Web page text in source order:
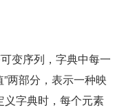
变序列，字典中每一
两部分，表示一种映
义字典时，每个元素